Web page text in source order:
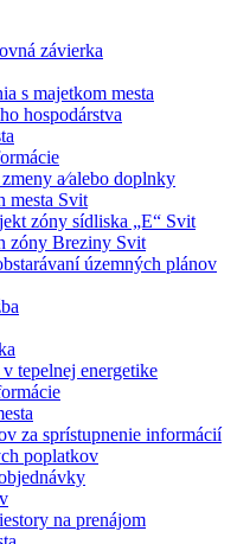
závierka
s majetkom mesta
hospodárstva
a⁄alebo doplnky
mesta Svit
zóny sídliska „E“ Svit
zóny Breziny Svit
územných plánov
tepelnej energetike
za sprístupnenie informácií
poplatkov
na prenájom